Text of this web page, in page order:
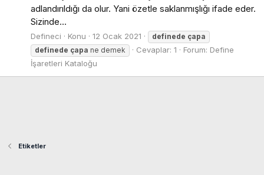
adlandırıldığı da olur. Yani özetle saklanmışlığı ifade eder.
Sizinde...
Defineci Konu 12 Ocak 2021 definede çapa
definede çapa ne demek Cevaplar: 1 Forum: Define
İşaretleri Kataloğu
Etiketler